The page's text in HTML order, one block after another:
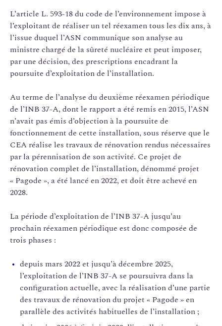
L’article L. 593-18 du code de l’environnement impose à
l’exploitant de réaliser un tel réexamen tous les dix ans, à
l’issue duquel l’ASN communique son analyse au
ministre chargé de la sûreté nucléaire et peut imposer,
par une décision, des prescriptions encadrant la
poursuite d’exploitation de l’installation.
Au terme de l’analyse du deuxième réexamen périodique
de l’INB 37-A, dont le rapport a été remis en 2015, l’ASN
n’avait pas émis d’objection à la poursuite de
fonctionnement de cette installation, sous réserve que le
CEA réalise les travaux de rénovation rendus nécessaires
par la pérennisation de son activité. Ce projet de
rénovation complet de l’installation, dénommé projet
« Pagode », a été lancé en 2022, et doit être achevé en
2028.
La période d’exploitation de l’INB 37-A jusqu’au
prochain réexamen périodique est donc composée de
trois phases :
depuis mars 2022 et jusqu’à décembre 2025,
l’exploitation de l’INB 37-A se poursuivra dans la
configuration actuelle, avec la réalisation d’une partie
des travaux de rénovation du projet « Pagode » en
parallèle des activités habituelles de l’installation ;